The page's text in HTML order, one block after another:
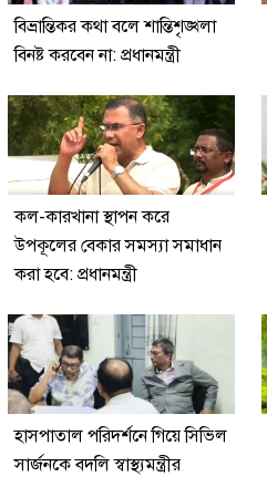
বিভ্রান্তিকর কথা বলে শান্তিশৃঙ্খলা
বিনষ্ট করবেন না: প্রধানমন্ত্রী
কল-কারখানা স্থাপন করে
উপকূলের বেকার সমস্যা সমাধান
করা হবে: প্রধানমন্ত্রী
হাসপাতাল পরিদর্শনে গিয়ে সিভিল
সার্জনকে বদলি স্বাস্থ্যমন্ত্রীর